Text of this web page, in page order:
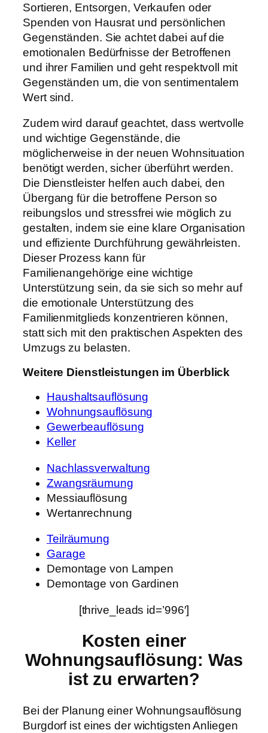
Sortieren, Entsorgen, Verkaufen oder
Spenden von Hausrat und persönlichen
Gegenständen. Sie achtet dabei auf die
emotionalen Bedürfnisse der Betroffenen
und ihrer Familien und geht respektvoll mit
Gegenständen um, die von sentimentalem
Wert sind.
Zudem wird darauf geachtet, dass wertvolle
und wichtige Gegenstände, die
möglicherweise in der neuen Wohnsituation
benötigt werden, sicher überführt werden.
Die Dienstleister helfen auch dabei, den
Übergang für die betroffene Person so
reibungslos und stressfrei wie möglich zu
gestalten, indem sie eine klare Organisation
und effiziente Durchführung gewährleisten.
Dieser Prozess kann für
Familienangehörige eine wichtige
Unterstützung sein, da sie sich so mehr auf
die emotionale Unterstützung des
Familienmitglieds konzentrieren können,
statt sich mit den praktischen Aspekten des
Umzugs zu belasten.
Weitere Dienstleistungen im Überblick
Haushaltsauflösung
Wohnungsauflösung
Gewerbeauflösung
Keller
Nachlassverwaltung
Zwangsräumung
Messiauflösung
Wertanrechnung
Teilräumung
Garage
Demontage von Lampen
Demontage von Gardinen
[thrive_leads id=’996′]
Kosten einer
Wohnungsauflösung: Was
ist zu erwarten?
Bei der Planung einer Wohnungsauflösung
Burgdorf ist eines der wichtigsten Anliegen